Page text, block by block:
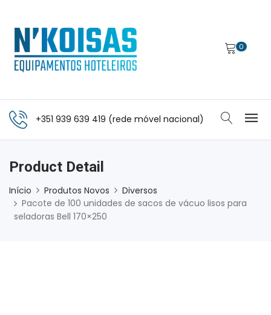
0
+351 939 639 419 (rede móvel nacional)
Product Detail
Início Produtos Novos
Diversos
Pacote de 100 unidades de sacos de vácuo lisos para
seladoras Bell 170×250